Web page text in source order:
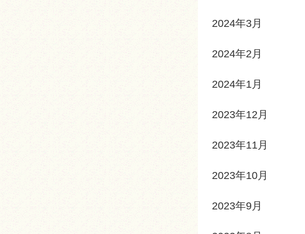
2024年3月
2024年2月
2024年1月
2023年12月
2023年11月
2023年10月
2023年9月